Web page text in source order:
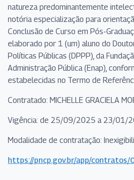
natureza predominantemente
notória especialização para
Conclusão de Curso em Pós-
elaborado por 1 (um) aluno do
Políticas Públicas (DPPP), da
Administração Pública (Enap),
estabelecidas no Termo de
Contratado: MICHELLE GRACIELA
Vigência: de 25/09/2025 a 23/01/
Modalidade de contratação:
https://pncp.gov.br/app/